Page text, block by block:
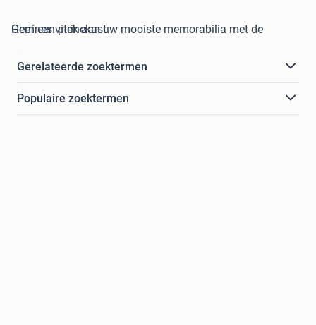
Geef een plek aan uw mooiste memorabilia met de Hemnes vitrinekast
Gerelateerde zoektermen
Populaire zoektermen